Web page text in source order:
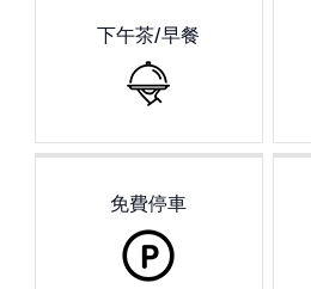
下午茶/早餐
免費停車